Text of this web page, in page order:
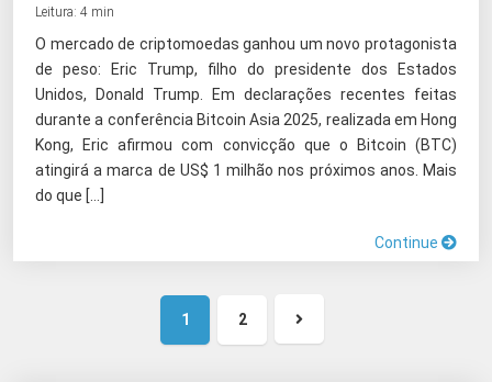
Leitura: 4 min
O mercado de criptomoedas ganhou um novo protagonista
de peso: Eric Trump, filho do presidente dos Estados
Unidos, Donald Trump. Em declarações recentes feitas
durante a conferência Bitcoin Asia 2025, realizada em Hong
Kong, Eric afirmou com convicção que o Bitcoin (BTC)
atingirá a marca de US$ 1 milhão nos próximos anos. Mais
do que […]
Continue
1
2